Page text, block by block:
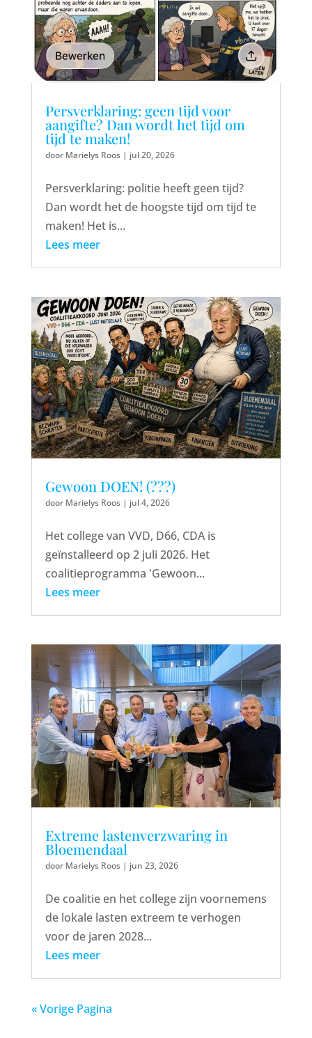
Persverklaring: geen tijd voor
aangifte? Dan wordt het tijd om
tijd te maken!
door Marielys Roos| jul 20, 2026
Persverklaring: politie heeft geen tijd?
Dan wordt het de hoogste tijd om tijd te
maken! Het is...
Lees meer
Gewoon DOEN! (???)
door Marielys Roos| jul 4, 2026
Het college van VVD, D66, CDA is
geïnstalleerd op 2 juli 2026. Het
coalitieprogramma 'Gewoon...
Lees meer
Extreme lastenverzwaring in
Bloemendaal
door Marielys Roos| jun 23, 2026
De coalitie en het college zijn voornemens
de lokale lasten extreem te verhogen
voor de jaren 2028...
Lees meer
« Vorige Pagina